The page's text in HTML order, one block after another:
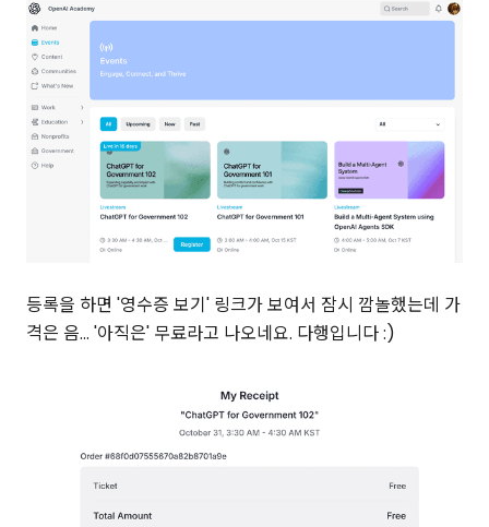
등록을 하면 '영수증 보기' 링크가 보여서 잠시 깜놀했는데 가
격은 음... '아직은' 무료라고 나오네요. 다행입니다 :)